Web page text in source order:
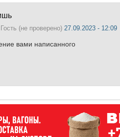
Гость (не проверено) 27.09.2023 - 12:09
вами написанного